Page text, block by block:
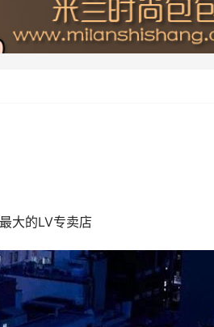
大的LV专卖店